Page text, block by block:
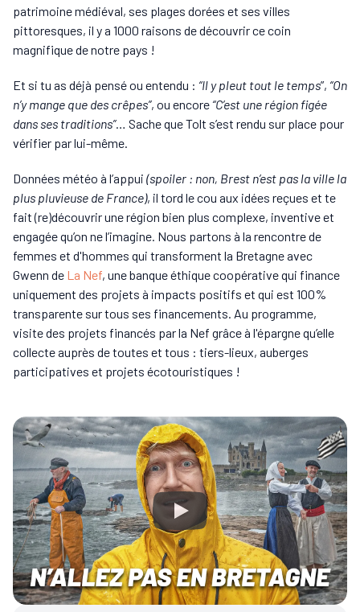
patrimoine médiéval, ses plages dorées et ses villes
pittoresques, il y a 1000 raisons de découvrir ce coin
magnifique de notre pays !
Et si tu as déjà pensé ou entendu : “Il y pleut tout le temps”, “On
n’y mange que des crêpes”, ou encore“C’est une région figée
dans ses traditions”… Sache que Tolt s’est rendu sur place pour
vérifier par lui-même.
Données météo à l’appui (spoiler : non, Brest n’est pas la ville la
plus pluvieuse de France), il tord le cou aux idées reçues et te
fait (re)découvrir une région bien plus complexe, inventive et
engagée qu’on ne l’imagine. Nous partons à la rencontre de
femmes et d'hommes qui transforment la Bretagne avec
Gwenn de La Nef, une banque éthique coopérative qui finance
uniquement des projets à impacts positifs et qui est 100%
transparente sur tous ses financements. Au programme,
visite des projets financés par la Nef grâce à l'épargne qu’elle
collecte auprès de toutes et tous : tiers-lieux, auberges
participatives et projets écotouristiques !